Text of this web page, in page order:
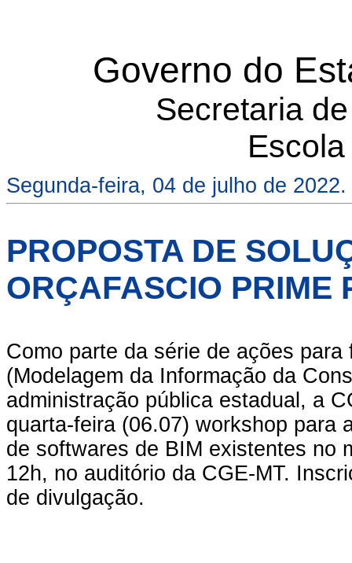
Governo do
Secretaria
Segunda-feira, 04 de julho de 2022.
PROPOSTA DE
ORÇAFASCIO PRIME
Como parte da série de ações
(Modelagem da Informação da
administração pública estadual, a
quarta-feira (06.07) workshop para
de softwares de BIM existentes no
12h, no auditório da CGE-MT.
de divulgação.